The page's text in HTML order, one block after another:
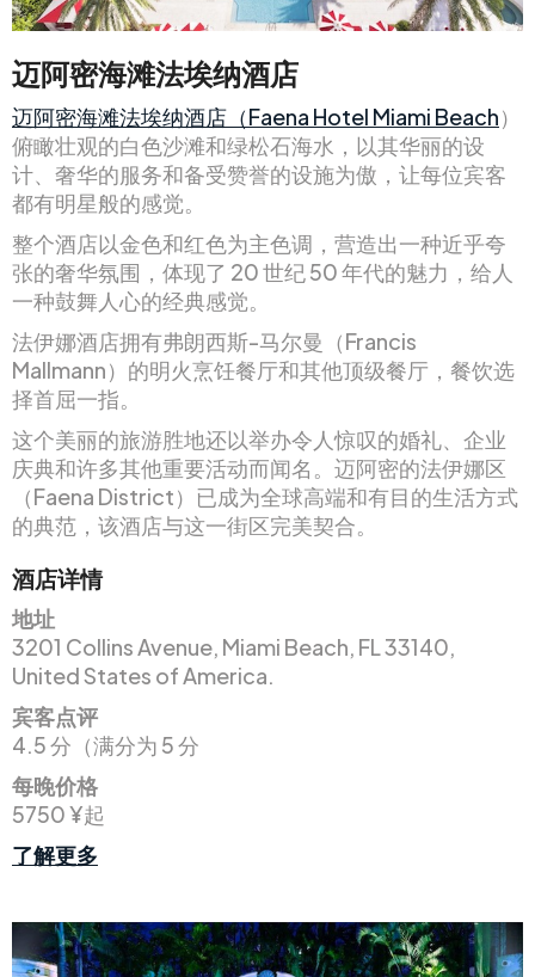
迈阿密海滩法埃纳酒店
迈阿密海滩法埃纳酒店（Faena Hotel Miami Beach）
俯瞰壮观的白色沙滩和绿松石海水，以其华丽的设
计、奢华的服务和备受赞誉的设施为傲，让每位宾客
都有明星般的感觉。
整个酒店以金色和红色为主色调，营造出一种近乎夸
张的奢华氛围，体现了 20 世纪 50 年代的魅力，给人
一种鼓舞人心的经典感觉。
法伊娜酒店拥有弗朗西斯-马尔曼（Francis
Mallmann）的明火烹饪餐厅和其他顶级餐厅，餐饮选
择首屈一指。
这个美丽的旅游胜地还以举办令人惊叹的婚礼、企业
庆典和许多其他重要活动而闻名。迈阿密的法伊娜区
（Faena District）已成为全球高端和有目的生活方式
的典范，该酒店与这一街区完美契合。
酒店详情
地址
3201 Collins Avenue, Miami Beach, FL 33140,
United States of America.
宾客点评
4.5 分（满分为 5 分
每晚价格
5750 ¥起
了解更多